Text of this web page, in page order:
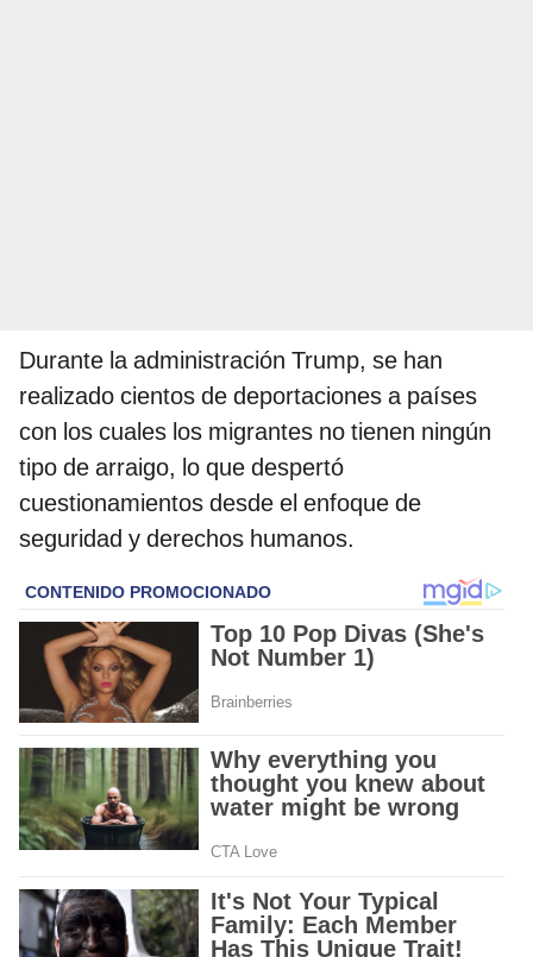
Durante la administración Trump, se han
realizado cientos de deportaciones a países
con los cuales los migrantes no tienen ningún
tipo de arraigo, lo que despertó
cuestionamientos desde el enfoque de
seguridad y derechos humanos.